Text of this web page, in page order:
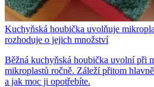
Kuchyňská houbička uvolňuje
rozhoduje o jejich množství
Běžná kuchyňská houbička uvolní při
mikroplastů ročně. Záleží přitom
a jak moc ji opotřebíte.